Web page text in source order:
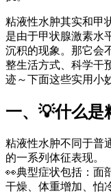
粘液性水肿其实和甲
是由于甲状腺激素水
沉积的现象。那它会
整生活方式、科学干
迹～下面这些实用小
一、💡什么是
粘液性水肿不同于普
的一系列体征表现。
👀典型症状包括：面
干燥、体重增加、怕